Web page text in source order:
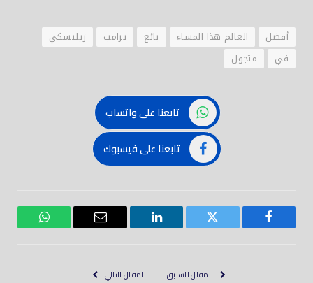
أفضل العالم هذا المساء بائع ترامب
زيلنسكي
في
متجول
تابعنا على واتساب
تابعنا على فيسبوك
فيسبوك تويتر لينكدود
بريد
واتساب
المقال السابق المقال التالي